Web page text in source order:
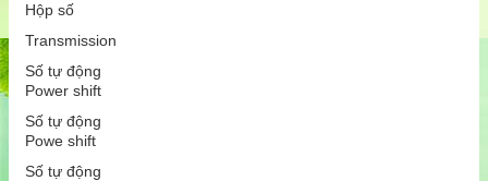
Hộp số
Transmission
Số tự động
Power shift
Số tự động
Powe shift
Số tự động